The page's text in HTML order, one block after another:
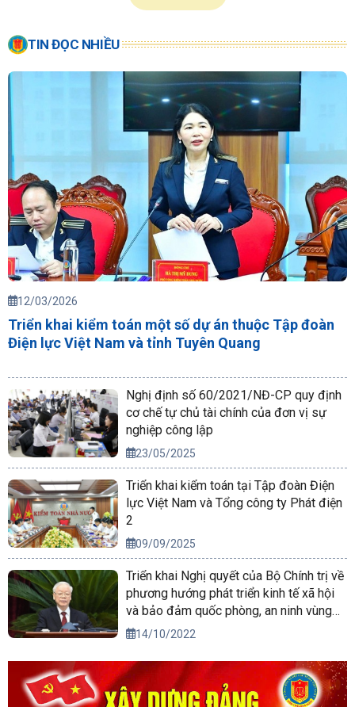
TIN ĐỌC NHIỀU
12/03/2026
Triển khai kiểm toán một số dự án thuộc Tập đoàn
Điện lực Việt Nam và tỉnh Tuyên Quang
Nghị định số 60/2021/NĐ-CP quy định
cơ chế tự chủ tài chính của đơn vị sự
nghiệp công lập
23/05/2025
Triển khai kiểm toán tại Tập đoàn Điện
lực Việt Nam và Tổng công ty Phát điện
2
09/09/2025
Triển khai Nghị quyết của Bộ Chính trị về
phương hướng phát triển kinh tế xã hội
và bảo đảm quốc phòng, an ninh vùng
Tây Nguyên đến năm 2030, tầm nhìn
14/10/2022